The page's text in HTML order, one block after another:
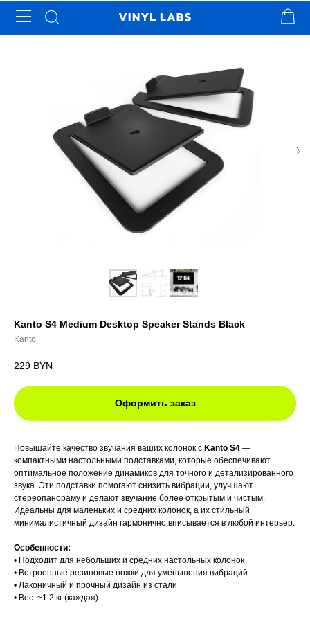
Kanto S4 Medium Desktop Speaker Stands Black
Kanto
229 BYN
Оформить заказ
Повышайте качество звучания ваших колонок с Kanto S4 —
компактными настольными подставками, которые обеспечивают
оптимальное положение динамиков для точного и детализированного
звука. Эти подставки помогают снизить вибрации, улучшают
стереопанораму и делают звучание более открытым и чистым.
Идеальны для маленьких и средних колонок, а их стильный
минималистичный дизайн гармонично вписывается в любой интерьер.
Особенности:
• Подходит для небольших и средних настольных колонок
• Встроенные резиновые ножки для уменьшения вибраций
• Лаконичный и прочный дизайн из стали
• Вес: ~1.2 кг (каждая)